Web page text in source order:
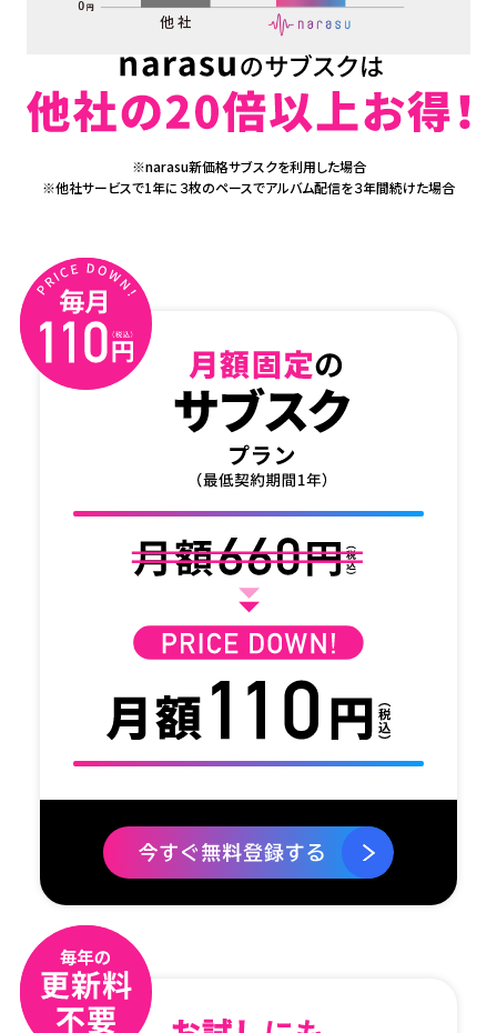
※narasu新価格サブスクを利用した場合
※他社サービスで1年に３枚のペースでアルバム配信を３年間続けた場合